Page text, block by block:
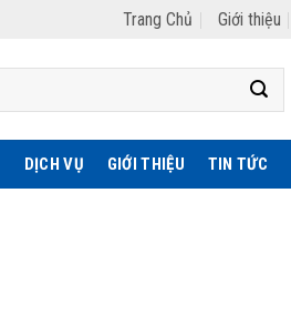
Trang Chủ Giới thiệu
DỊCH VỤ GIỚI THIỆU TIN TỨC